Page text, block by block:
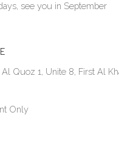
see you in September
Quoz 1, Unite 8, First Al
Only